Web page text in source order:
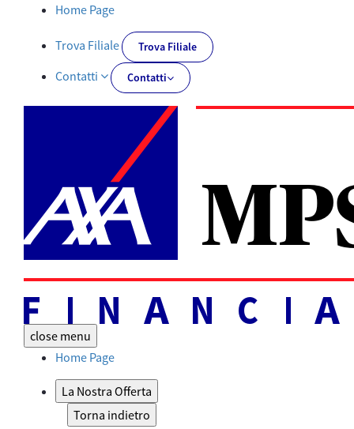
Documentazione obbligatoria | AXA MPS Financial - AXA-
Home Page
Trova Filiale Trova Filiale
Contatti Contatti
close menu
Home Page
La Nostra Offerta
Torna indietro